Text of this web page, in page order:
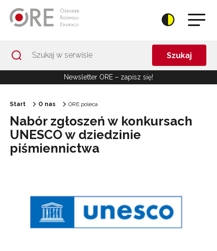
Szukaj
Newsletter ORE – zapisz się!
Start O nas ORE poleca
Nabór zgłoszeń w konkursach
UNESCO w dziedzinie
piśmiennictwa